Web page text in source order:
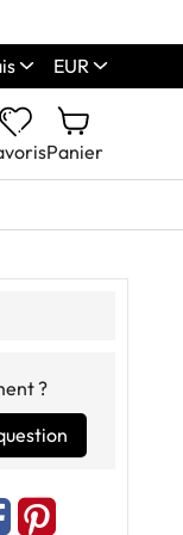
EUR
Panier
?